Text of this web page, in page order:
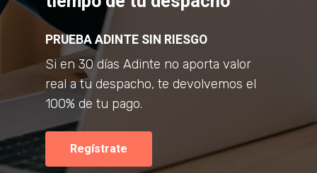
PRUEBA ADINTE SIN RIESGO
Si en 30 días Adinte no aporta valor
real a tu despacho, te devolvemos el
100% de tu pago.
Regístrate